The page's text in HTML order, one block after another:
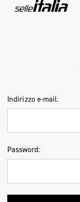
Indirizzo e-mail:
Password: